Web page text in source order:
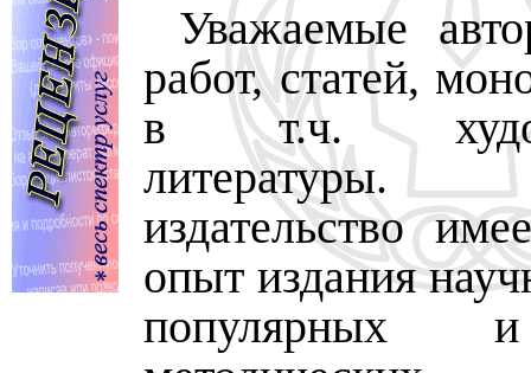
Уважаемые
работ, статей,
в т.ч.
издательство
опыт издания
популярных